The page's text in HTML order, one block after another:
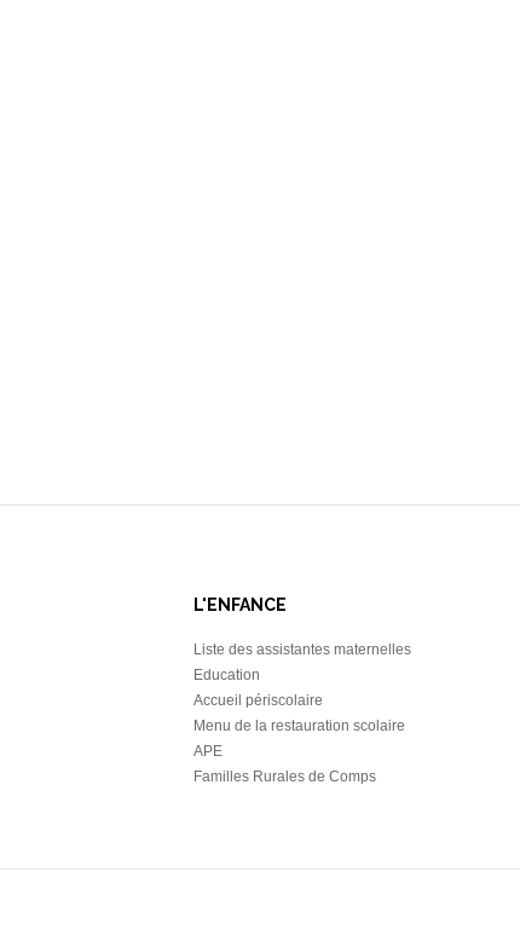
L'ENFANCE
Liste des assistantes maternelles
Education
Accueil périscolaire
Menu de la restauration scolaire
APE
Familles Rurales de Comps